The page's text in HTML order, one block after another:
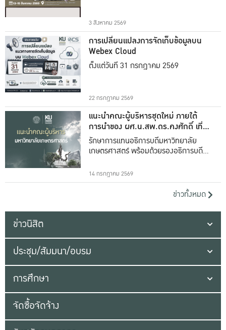
3 สิงหาคม 2569
การเปลี่ยนแปลงการจัดเก็บข้อมูลบน
Webex Cloud
ตั้งแต่วันที่ 31 กรกฎาคม 2569
22 กรกฎาคม 2569
แนะนำคณะผู้บริหารชุดใหม่ ภายใต้
การนำของ ผศ.น.สพ.ดร.คงศักดิ์ เที่ยง
ธรรม
รักษาการแทนอธิการบดีมหาวิทยาลัย
เกษตรศาสตร์ พร้อมด้วยรองอธิการบดีทั้ง
14 กรกฎาคม 2569
ข่าวทั้งหมด
ข่าวนิสิต
ประชุม/สัมมนา/อบรม
การศึกษา
จัดซื้อจัดจ้าง